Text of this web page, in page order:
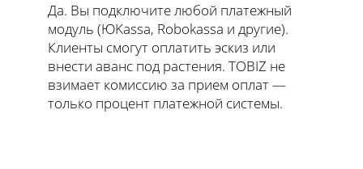
Да. Вы подключите любой платежный
модуль (ЮKassa, Robokassa и другие).
Клиенты смогут оплатить эскиз или
внести аванс под растения. TOBIZ не
взимает комиссию за прием оплат —
только процент платежной системы.